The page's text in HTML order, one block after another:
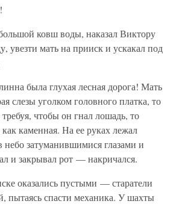
ковш воды, наказал Виктору
увезти мать на прииск и ускакал под
была глухая лесная дорога! Мать
слезы уголком головного платка, то
чтобы он гнал лошадь, то
каменная. На ее руках лежал
небо затуманившимися глазами и
и закрывал рот — накричался.
оказались пустыми — старатели
пытаясь спасти механика. У шахты